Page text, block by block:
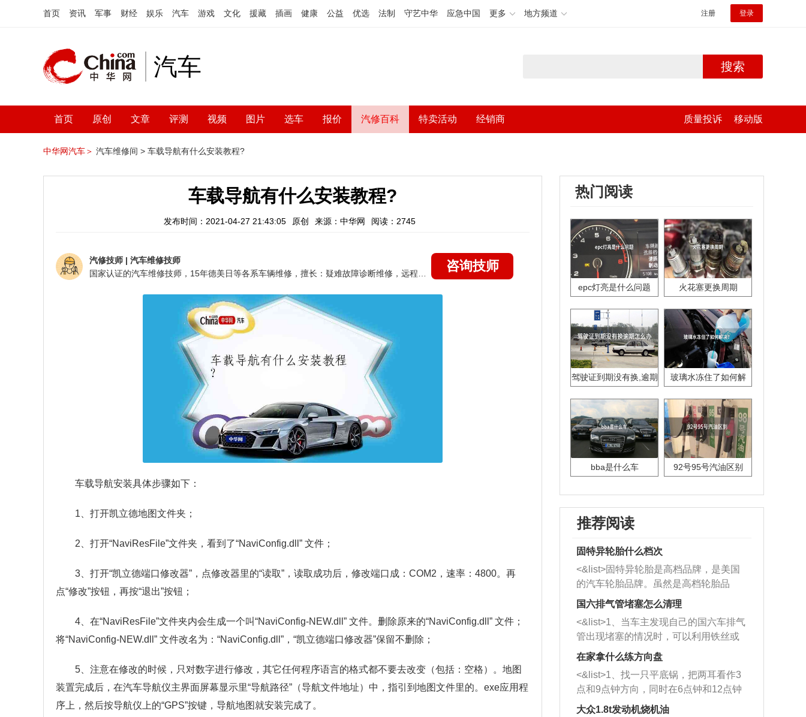
首页 资讯 军事 财经 娱乐 汽车 游戏 文化 援藏 插画 健康 公益 优选 法制 守艺中华 应急中国 更多 地方频道 注册 登录
汽车 搜索
首页 原创 文章 评测 视频 图片 选车 报价 汽修百科 特卖活动 经销商 质量投诉 移动版
中华网汽车＞ 汽车维修间 > 车载导航有什么安装教程?
车载导航有什么安装教程?
发布时间：2021-04-27 21:43:05 原创 来源：中华网 阅读：2745
汽修技师 | 汽车维修技师
咨询技师
车载导航安装具体步骤如下：
1、打开凯立德地图文件夹；
2、打开“NaviResFile”文件夹，看到了“NaviConfig.dll” 文件；
3、打开“凯立德端口修改器”，点修改器里的“读取”，读取成功后，修改端口成：COM2，速率：4800。再
点“修改”按钮，再按“退出”按钮；
4、在“NaviResFile”文件夹内会生成一个叫“NaviConfig-NEW.dll” 文件。删除原来的“NaviConfig.dll” 文件；
将“NaviConfig-NEW.dll” 文件改名为：“NaviConfig.dll”，“凯立德端口修改器”保留不删除；
5、注意在修改的时候，只对数字进行修改，其它任何程序语言的格式都不要去改变（包括：空格）。地图
装置完成后，在汽车导航仪主界面屏幕显示里“导航路径”（导航文件地址）中，指引到地图文件里的。exe应用程
序上，然后按导航仪上的“GPS”按键，导航地图就安装完成了。
热门阅读
epc灯亮是什么问题 火花塞更换周期
驾驶证到期没有换,逾期
玻璃水冻住了如何解
bba是什么车 92号95号汽油区别
推荐阅读
固特异轮胎什么档次
<&list>固特异轮胎是高档品牌，是美国
的汽车轮胎品牌。虽然是高档轮胎品
牌，但是中高低端的轮胎都有生产，这
也是为了更好的开拓市场。
国六排气管堵塞怎么清理
<&list>1、当车主发现自己的国六车排气
管出现堵塞的情况时，可以利用铁丝或
者是细棍，直接将杂物给取出来，如果
堵塞情况比较严重，也可以采取应急措
施。 <&list>2、直接利用木棍将所有的
杂物推到排气管里面的位置处，然后将
三元催化器拆解开，就可以将堵塞的东
在家拿什么练方向盘
<&list>1、找一只平底锅，把两耳看作3
点和9点钟方向，同时在6点钟和12点钟
方向做一个标记。 <&list>2、双手握住
大众1.8t发动机烧机油